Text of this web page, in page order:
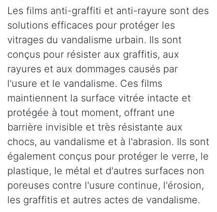
Les films anti-graffiti et anti-rayure sont des
solutions efficaces pour protéger les
vitrages du vandalisme urbain. Ils sont
conçus pour résister aux graffitis, aux
rayures et aux dommages causés par
l'usure et le vandalisme. Ces films
maintiennent la surface vitrée intacte et
protégée à tout moment, offrant une
barrière invisible et très résistante aux
chocs, au vandalisme et à l'abrasion. Ils sont
également conçus pour protéger le verre, le
plastique, le métal et d'autres surfaces non
poreuses contre l'usure continue, l'érosion,
les graffitis et autres actes de vandalisme.